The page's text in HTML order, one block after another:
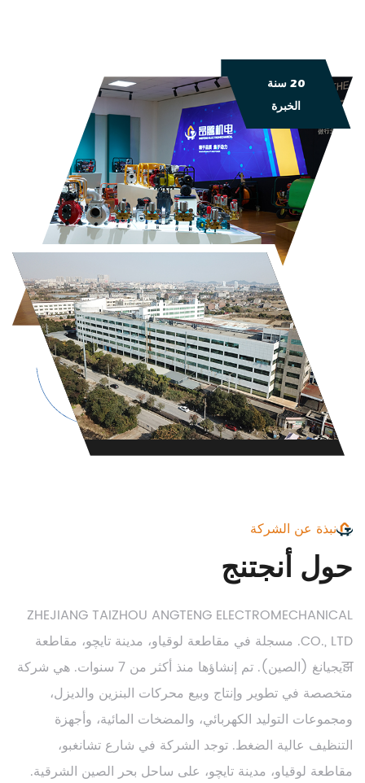
20 سنة
الخبرة
نبذة عن الشركة
حول أنجتنج
ZHEJIANG TAIZHOU ANGTENG ELECTROMECHANICAL
CO., LTD. مسجلة في مقاطعة لوقياو، مدينة تايچو، مقاطعة
झيجيانغ (الصين). تم إنشاؤها منذ أكثر من 7 سنوات. هي شركة
متخصصة في تطوير وإنتاج وبيع محركات البنزين والديزل،
ومجموعات التوليد الكهربائي، والمضخات المائية، وأجهزة
التنظيف عالية الضغط. توجد الشركة في شارع تشانغبو،
مقاطعة لوقياو، مدينة تايچو، على ساحل بحر الصين الشرقية.